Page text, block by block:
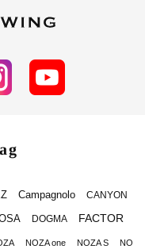
Campagnolo CANYON
DOGMA FACTOR
NOZA one NOZA S NO